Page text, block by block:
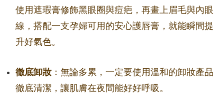
使用遮瑕膏修飾黑眼圈與痘疤，再畫上眉毛與內眼
線，搭配一支孕婦可用的安心護唇膏，就能瞬間提
升好氣色。
徹底卸妝 ：無論多累，一定要使用溫和的卸妝產品
徹底清潔，讓肌膚在夜間能好好呼吸。